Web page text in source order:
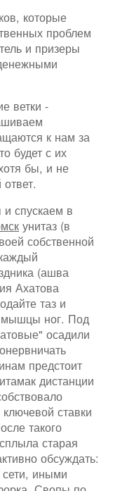
которые
проблем
и призеры
ветки -
к нам за
будет с их
бы, и не
спускаем в
унитаз (в
собственной
(ашва
Ахатова
таз и
мышцы ног. Под
осадили
предстоит
дистанции
ставки
такого
старая
обсуждать:
сети, иными